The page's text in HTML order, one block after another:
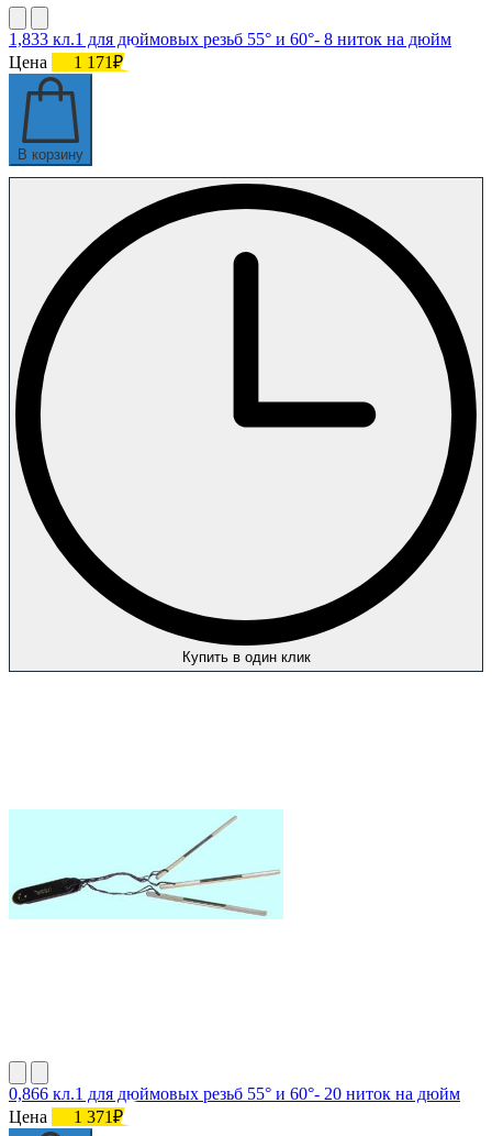
1,833 кл.1 для дюймовых резьб 55° и 60°- 8 ниток на дюйм
Цена
1 171₽
В корзину
Купить в один клик
0,866 кл.1 для дюймовых резьб 55° и 60°- 20 ниток на дюйм
Цена
1 371₽